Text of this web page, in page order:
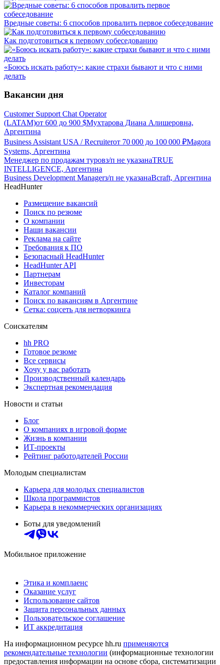
Вредные советы: 6 способов провалить первое собеседование
Как подготовиться к первому собеседованию
«Боюсь искать работу»: какие страхи бывают и что с ними
делать
Вакансии дня
Customer Support Chat Operator
(LATAM)от 600 до 900 $Мухтарова Диана Алишеровна,
Аргентина
Business Assistant USA / Recruiterот 70 000 до 100 000 ₽Magora
Systems, Аргентина
Менеджер по продажам туровз/п не указанаTRUE
INTELLIGENCE, Аргентина
Business Development Managerз/п не указанаBcraft, Аргентина
HeadHunter
Размещение вакансий
Поиск по резюме
О компании
Наши вакансии
Реклама на сайте
Требования к ПО
Безопасный HeadHunter
HeadHunter API
Партнерам
Инвесторам
Каталог компаний
Поиск по вакансиям в Аргентине
Сетка: соцсеть для нетворкинга
Соискателям
hh PRO
Готовое резюме
Все сервисы
Хочу у вас работать
Производственный календарь
Экспертная рекомендация
Новости и статьи
Блог
О компаниях в игровой форме
Жизнь в компании
ИТ-проекты
Рейтинг работодателей России
Молодым специалистам
Карьера для молодых специалистов
Школа программистов
Карьера в некоммерческих организациях
Боты для уведомлений
Мобильное приложение
Этика и комплаенс
Оказание услуг
Использование сайтов
Защита персональных данных
Пользовательское соглашение
ИТ аккредитация
На информационном ресурсе hh.ru применяются
рекомендательные технологии (информационные технологии
предоставления информации на основе сбора, систематизации